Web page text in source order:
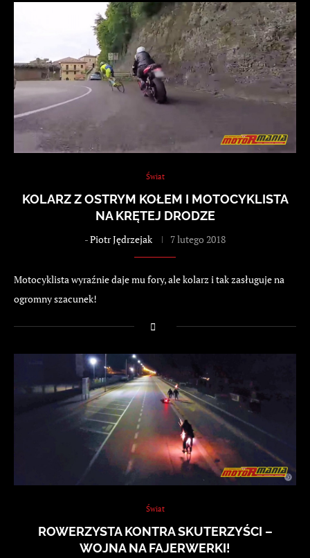
Świat
KOLARZ Z OSTRYM KOŁEM I MOTOCYKLISTA
NA KRĘTEJ DRODZE
-Piotr Jędrzejak 7 lutego 2018
Motocyklista wyraźnie daje mu fory, ale kolarz i tak zasługuje na
ogromny szacunek!
Świat
ROWERZYSTA KONTRA SKUTERZYŚCI –
WOJNA NA FAJERWERKI!